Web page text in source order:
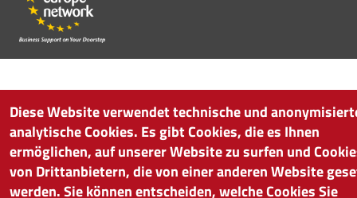
Diese Website verwendet technische und
analytische Cookies. Es gibt Cookies, die es Ihnen
ermöglichen, auf unserer Website zu surfen und
von Drittanbietern, die von einer anderen Website
werden. Sie können entscheiden, welche Cookies Sie